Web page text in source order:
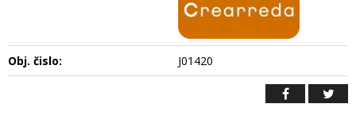
Obj. čislo: J01420